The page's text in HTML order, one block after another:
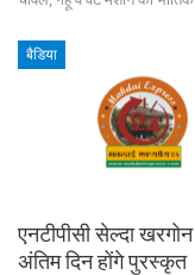
बैडिया
एनटीपीसी सेल्दा
अंतिम दिन होंगे पुरस्कृत